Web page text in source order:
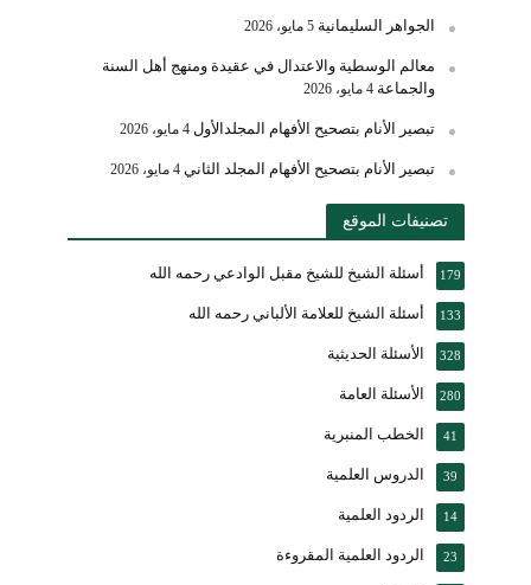
الجواهر السليمانية 5 مايو، 2026
معالم الوسطية والاعتدال في عقيدة ومنهج أهل السنة
والجماعة 4 مايو، 2026
تبصير الأنام بتصحيح الأفهام المجلدالأول 4 مايو، 2026
تبصير الأنام بتصحيح الأفهام المجلد الثاني 4 مايو، 2026
تصنيفات الموقع
أسئلة الشيخ للشيخ مقبل الوادعي رحمه الله 179
أسئلة الشيخ للعلامة الألباني رحمه الله 133
الأسئلة الحديثية 328
الأسئلة العامة 280
الخطب المنبرية 41
الدروس العلمية 39
الردود العلمية 14
الردود العلمية المقروءة 23